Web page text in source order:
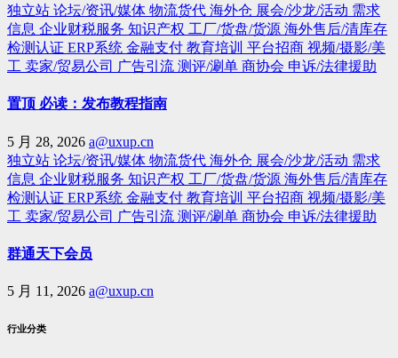
独立站 论坛/资讯/媒体 物流货代 海外仓 展会/沙龙/活动 需求
信息 企业财税服务 知识产权 工厂/货盘/货源 海外售后/清库存
检测认证 ERP系统 金融支付 教育培训 平台招商 视频/摄影/美
工 卖家/贸易公司 广告引流 测评/涮单 商协会 申诉/法律援助
置顶 必读：发布教程指南
5 月 28, 2026 a@uxup.cn
独立站 论坛/资讯/媒体 物流货代 海外仓 展会/沙龙/活动 需求
信息 企业财税服务 知识产权 工厂/货盘/货源 海外售后/清库存
检测认证 ERP系统 金融支付 教育培训 平台招商 视频/摄影/美
工 卖家/贸易公司 广告引流 测评/涮单 商协会 申诉/法律援助
群通天下会员
5 月 11, 2026 a@uxup.cn
行业分类